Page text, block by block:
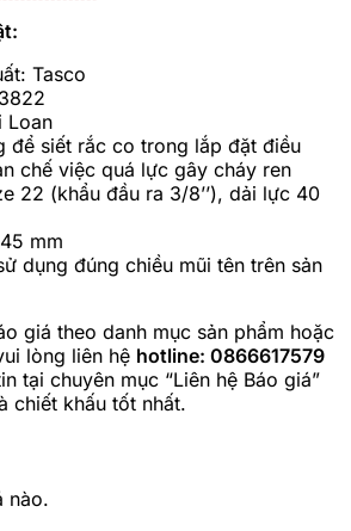
Tasco
Loan
để siết rắc co trong lắp đặt điều
chế việc quá lực gây cháy ren
22 (khẩu đầu ra 3/8’’), dải lực 40
mm
dụng đúng chiều mũi tên trên sản
giá theo danh mục sản phẩm hoặc
lòng liên hệ hotline: 0866617579
tại chuyên mục “Liên hệ Báo giá”
chiết khấu tốt nhất.
nào.